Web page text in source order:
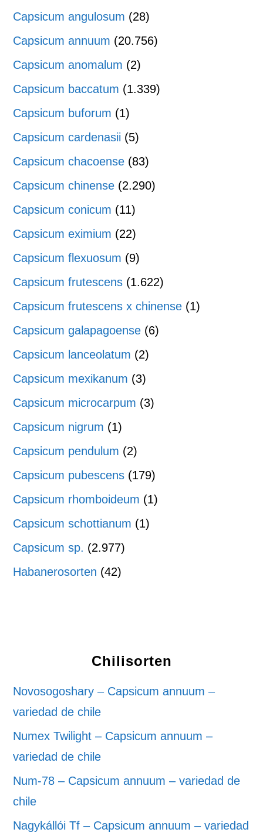
Capsicum angulosum (28)
Capsicum annuum (20.756)
Capsicum anomalum (2)
Capsicum baccatum (1.339)
Capsicum buforum (1)
Capsicum cardenasii (5)
Capsicum chacoense (83)
Capsicum chinense (2.290)
Capsicum conicum (11)
Capsicum eximium (22)
Capsicum flexuosum (9)
Capsicum frutescens (1.622)
Capsicum frutescens x chinense (1)
Capsicum galapagoense (6)
Capsicum lanceolatum (2)
Capsicum mexikanum (3)
Capsicum microcarpum (3)
Capsicum nigrum (1)
Capsicum pendulum (2)
Capsicum pubescens (179)
Capsicum rhomboideum (1)
Capsicum schottianum (1)
Capsicum sp. (2.977)
Habanerosorten (42)
Chilisorten
Novosogoshary – Capsicum annuum –
variedad de chile
Numex Twilight – Capsicum annuum –
variedad de chile
Num-78 – Capsicum annuum – variedad de
chile
Nagykállói Tf – Capsicum annuum – variedad